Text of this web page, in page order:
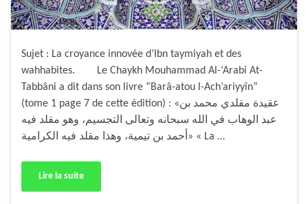
Sujet : La croyance innovée d’Ibn taymiyah et des
wahhabites. Le Chaykh Mouhammad Al-‘Arabi At-
Tabbâni a dit dans son livre “Barâ-atou l-Ach’ariyyîn”
(tome 1 page 7 de cette édition) : «عقيدة مقلدي محمد بن
عبد الوهاب في الله سبحانه وتعالى التجسيم، وهو مقلد فيه
أحمد بن تيمية، وهذا مقلد فيه الكرامية» « La …
Lire la suite